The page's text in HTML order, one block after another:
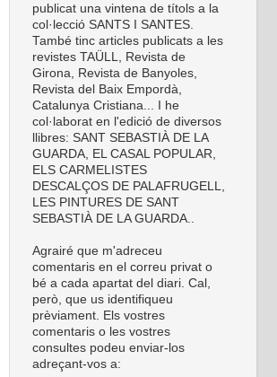
publicat una vintena de títols a la
col·lecció SANTS I SANTES.
També tinc articles publicats a les
revistes TAÜLL, Revista de
Girona, Revista de Banyoles,
Revista del Baix Empordà,
Catalunya Cristiana... I he
col·laborat en l'edició de diversos
llibres: SANT SEBASTIÀ DE LA
GUARDA, EL CASAL POPULAR,
ELS CARMELISTES
DESCALÇOS DE PALAFRUGELL,
LES PINTURES DE SANT
SEBASTIÀ DE LA GUARDA..
Agrairé que m'adreceu
comentaris en el correu privat o
bé a cada apartat del diari. Cal,
però, que us identifiqueu
prèviament. Els vostres
comentaris o les vostres
consultes podeu enviar-los
adreçant-vos a: